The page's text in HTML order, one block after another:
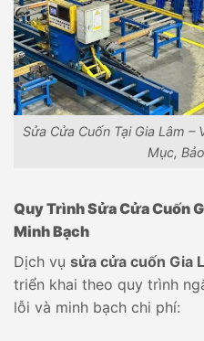
Sửa Cửa Cuốn Tại Gia Lâm
Mục,
Quy Trình Sửa Cửa Cuốn
Minh Bạch
Dịch vụ sửa cửa cuốn Gia
triển khai theo quy trình
lỗi và minh bạch chi phí: